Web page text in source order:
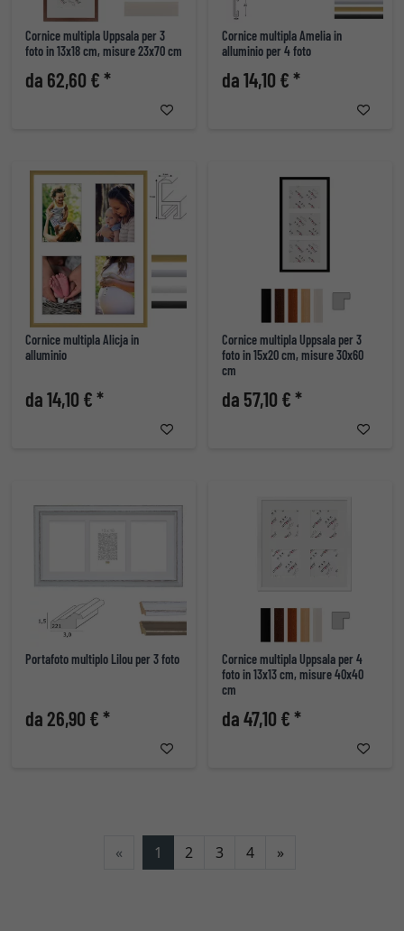
Cornice multipla Uppsala per 3
foto in 13x18 cm, misure 23x70 cm
da 62,60 € *
Cornice multipla Amelia in
alluminio per 4 foto
da 14,10 € *
Cornice multipla Alicja in
alluminio
da 14,10 € *
Cornice multipla Uppsala per 3
foto in 15x20 cm, misure 30x60
cm
da 57,10 € *
Portafoto multiplo Lilou per 3 foto
da 26,90 € *
Cornice multipla Uppsala per 4
foto in 13x13 cm, misure 40x40
cm
da 47,10 € *
« 1 2 3 4 »Avanti